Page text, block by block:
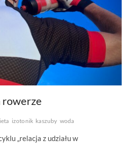
rowerze
izotonik kaszuby woda
„relacja z udziału w